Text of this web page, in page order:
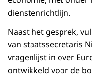
dienstenrichtlijn.
Naast het gesprek,
van staatssecretaris
vragenlijst in over
ontwikkeld voor de